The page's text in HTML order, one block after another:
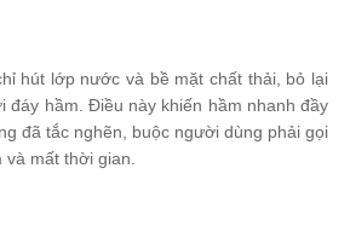
hút lớp nước và bề mặt chất thải, bỏ lại
đáy hầm. Điều này khiến hầm nhanh đầy
đã tắc nghẽn, buộc người dùng phải gọi
mất thời gian.